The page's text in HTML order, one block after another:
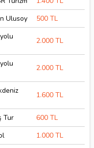
Ulusoy 500 TL
2.000 TL
2.000 TL
1.600 TL
Tur
600 TL
1.000 TL